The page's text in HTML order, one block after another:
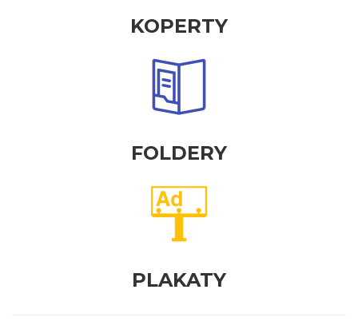
KOPERTY
FOLDERY
PLAKATY